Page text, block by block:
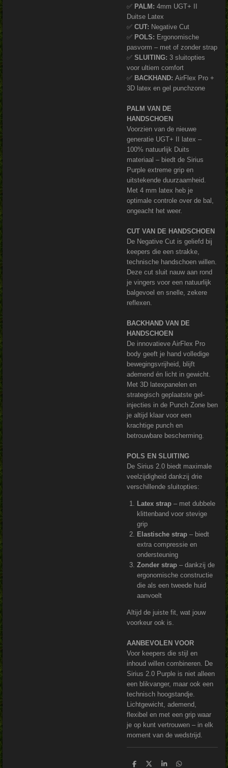
✅ PALM: 4mm UGT+ II
Duitse Latex
✅ CUT: Negative Cut
✅ POLS: Ergonomische
pasvorm – met of zonder strap
✅ SLUITING: 3 sluitopties
voor ultiem comfort
✅ BACKHAND: AirFlex Pro +
3D latex en gel punchzone
PALM VAN DE
HANDSCHOEN
Voorzien van de nieuwe
generatie UGT+ II latex –
100% natuurlijk Duits
materiaal – biedt de Sirius
Purple extreme grip en
uitstekende duurzaamheid.
Met 4 mm latex heb je
optimale controle over de bal,
ongeacht het weer.
CUT VAN DE HANDSCHOEN
De Negative Cut is geliefd bij
keepers die een strakke,
technische handschoen willen.
Deze cut sluit nauw aan rond
je vingers voor een natuurlijk
balgevoel en snelle, zekere
reflexen.
BACKHAND VAN DE
HANDSCHOEN
De innovatieve AirFlex Pro
body geeft je hand volledige
bewegingsvrijheid, blijft
ademend én licht in gewicht.
Met 3D latexpanelen en
strategisch geplaatste gel-
injecties in de Punch Zone ben
je altijd klaar voor een
krachtige punch en
betrouwbare bescherming.
POLS EN SLUITING
De Sirius 2.0 biedt maximale
veelzijdigheid dankzij drie
verschillende sluitopties:
Latex strap – met dubbele
klittenband voor stevige
grip
Elastische strap – biedt
extra compressie en
ondersteuning
Zonder strap – dankzij de
ergonomische constructie
die als een tweede huid
aanvoelt
Altijd de juiste fit, wat jouw
voorkeur ook is.
AANBEVOLEN VOOR
Voor keepers die stijl en
inhoud willen combineren. De
Sirius 2.0 Purple is niet alleen
een blikvanger, maar ook een
technisch hoogstandje.
Lichtgewicht, ademend,
flexibel en met een grip waar
je op kunt vertrouwen – in elk
moment van de wedstrijd.
D D S D